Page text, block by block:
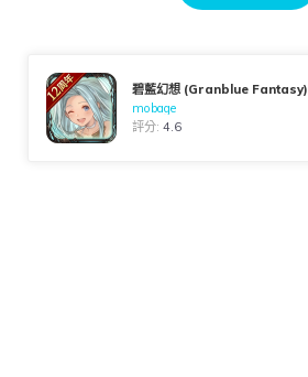
碧藍幻想 (Granblue Fantasy)
mobage
評分:4.6